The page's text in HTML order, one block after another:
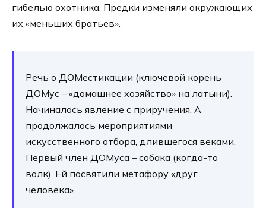
гибелью охотника. Предки изменяли окружающих
их «меньших братьев».
Речь о ДОМестикации (ключевой корень
ДОМус – «домашнее хозяйство» на латыни).
Начиналось явление с приручения. А
продолжалось мероприятиями
искусственного отбора, длившегося веками.
Первый член ДОМуса – собака (когда-то
волк). Ей посвятили метафору «друг
человека».